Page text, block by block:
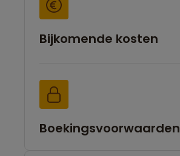
Bijkomende kosten
Boekingsvoorwaarden